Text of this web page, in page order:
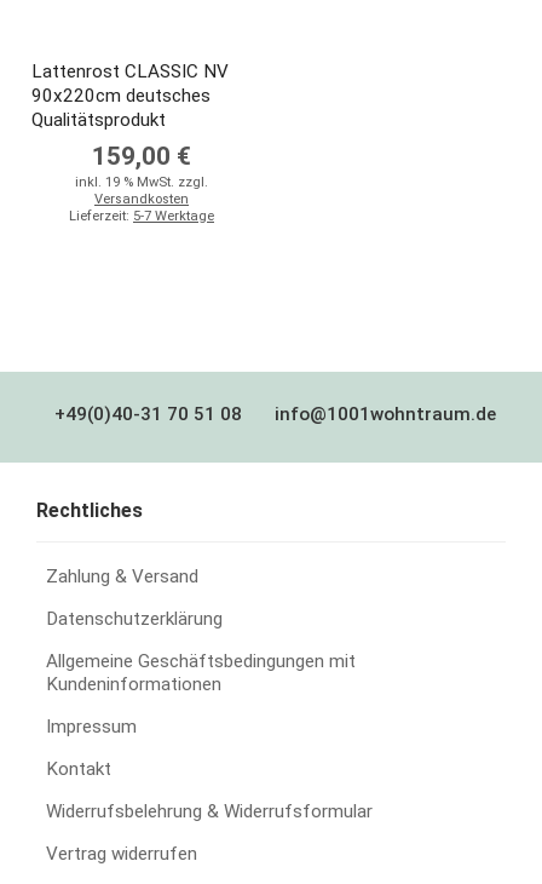
Lattenrost CLASSIC NV
90x220cm deutsches
Qualitätsprodukt
159,00 €
inkl. 19 % MwSt. zzgl.
Versandkosten
Lieferzeit: 5-7 Werktage
+49(0)40-31 70 51 08 info@1001wohntraum.de
Rechtliches
Zahlung & Versand
Datenschutzerklärung
Allgemeine Geschäftsbedingungen mit
Kundeninformationen
Impressum
Kontakt
Widerrufsbelehrung & Widerrufsformular
Vertrag widerrufen